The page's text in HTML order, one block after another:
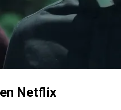
en Netflix